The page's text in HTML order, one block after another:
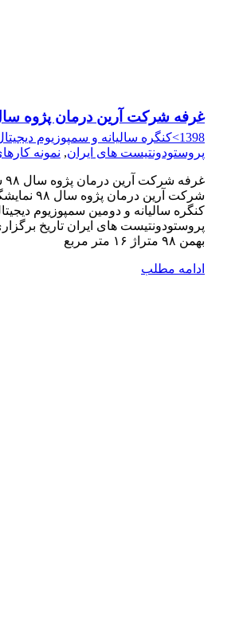
غرفه شرکت آرین درمان پژوه سال
1398>کنگره سالیانه و سمپوزیوم
پروستودونتیست های ایران, نمونه کارهای
شرکت آرین
کنگره سالیانه و دومین سمپوزیوم
بهمن ۹۸ متراژ ۱۶ متر مربع
ادامه مطلب